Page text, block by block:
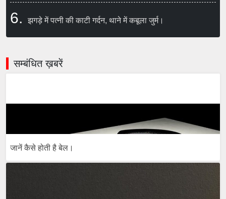
6. झगड़े में पत्नी की काटी गर्दन, थाने में कबूला जुर्म।
सम्बंधित ख़बरें
जानें कैसे होती है बेल।